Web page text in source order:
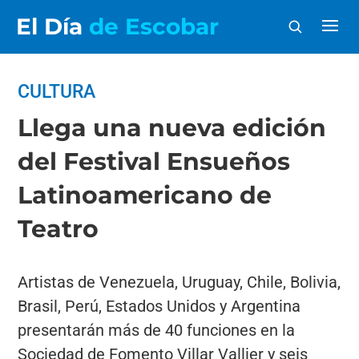
El Día de Escobar
CULTURA
Llega una nueva edición
del Festival Ensueños
Latinoamericano de
Teatro
Artistas de Venezuela, Uruguay, Chile, Bolivia,
Brasil, Perú, Estados Unidos y Argentina
presentarán más de 40 funciones en la
Sociedad de Fomento Villar Vallier y seis